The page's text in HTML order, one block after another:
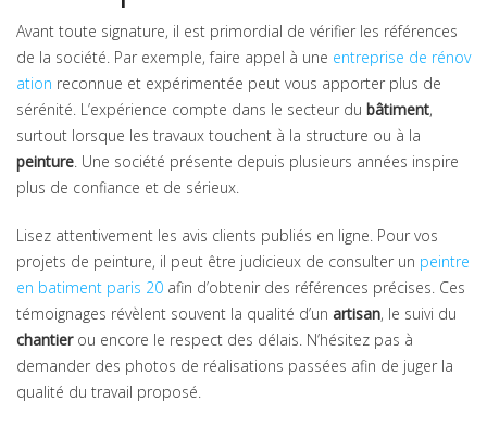
Avant toute signature, il est primordial de vérifier les références
de la société. Par exemple, faire appel à une entreprise de rénov
ation reconnue et expérimentée peut vous apporter plus de
sérénité. L’expérience compte dans le secteur du bâtiment,
surtout lorsque les travaux touchent à la structure ou à la
peinture. Une société présente depuis plusieurs années inspire
plus de confiance et de sérieux.
Lisez attentivement les avis clients publiés en ligne. Pour vos
projets de peinture, il peut être judicieux de consulter un peintre
en batiment paris 20 afin d’obtenir des références précises. Ces
témoignages révèlent souvent la qualité d’un artisan, le suivi du
chantierou encore le respect des délais. N’hésitez pas à
demander des photos de réalisations passées afin de juger la
qualité du travail proposé.